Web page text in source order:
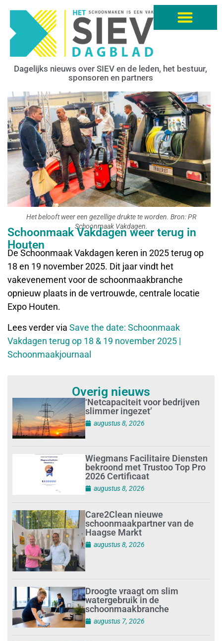
Dagelijks nieuws over SIEV en de leden, het bestuur,
sponsoren en partners
Het belooft weer een gezellige drukte te worden. Bron: PR
Schoonmaak Vakdagen.
Schoonmaak Vakdagen weer terug in
Houten
De Schoonmaak Vakdagen keren in 2025 terug op
18 en 19 november 2025. Dit jaar vindt het
vakevenement voor de schoonmaakbranche
opnieuw plaats in de vertrouwde, centrale locatie
Expo Houten.
Lees verder via Save the date: Schoonmaak
Vakdagen terug op 18 & 19 november 2025 |
Schoonmaakjournaal
Overig nieuws
‘Netcapaciteit voor bedrijven
slimmer ingezet’
augustus 8, 2026
Wiegmans Facilitaire Diensten
bekroond met Trustoo Top Pro
2026 Certificaat
augustus 8, 2026
Care2Clean nieuwe
schoonmaakpartner van de
Haagse Markt
augustus 8, 2026
Droogte vraagt om slim
watergebruik in de
schoonmaakbranche
augustus 7, 2026